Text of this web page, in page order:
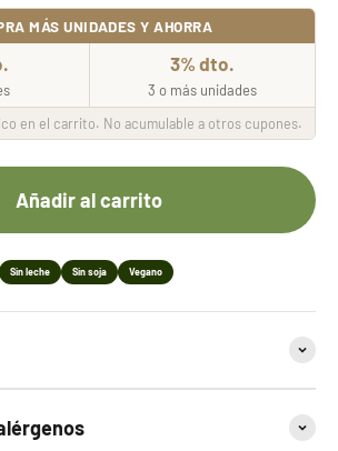
MÁS UNIDADES Y AHORRA
3% dto.
3 o más unidades
en el carrito. No acumulable a otros cupones.
Añadir al carrito
Sin leche Sin soja Vegano